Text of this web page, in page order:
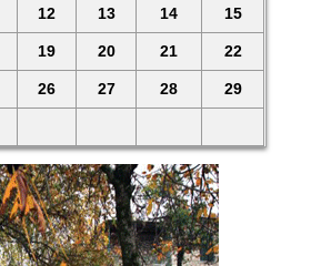
12 13 14 15
19 20 21 22
26 27 28 29